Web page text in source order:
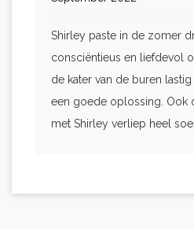
Shirley paste in de zomer
consciëntieus en liefdevol
de kater van de buren
een goede oplossing. Ook
met Shirley verliep heel